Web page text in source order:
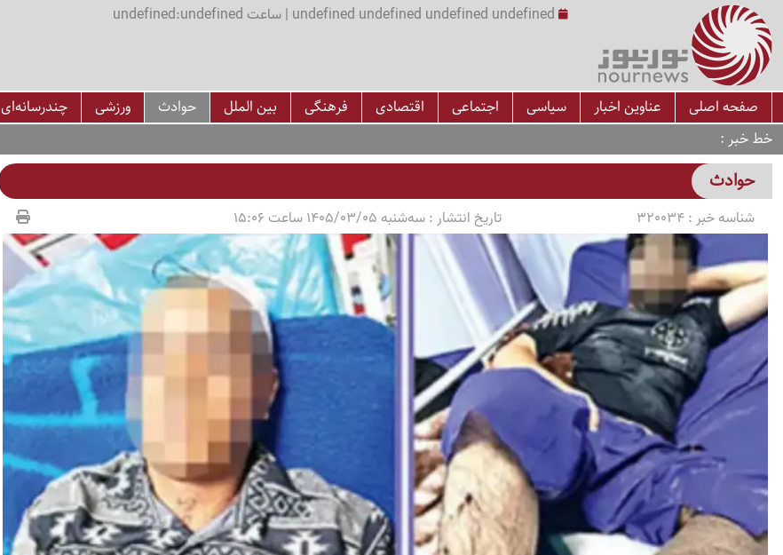
undefined undefined undefined undefined | ساعت undefined:undefined
صفحه اصلی عناوین اخبار سیاسی اجتماعی اقتصادی فرهنگی بین الملل حوادث ورزشی
چندرسانه‌ای
خط خبر
حوادث
شناسه خبر :320034 تاریخ انتشار :سه‌شنبه 1405/03/05 ساعت 15:06